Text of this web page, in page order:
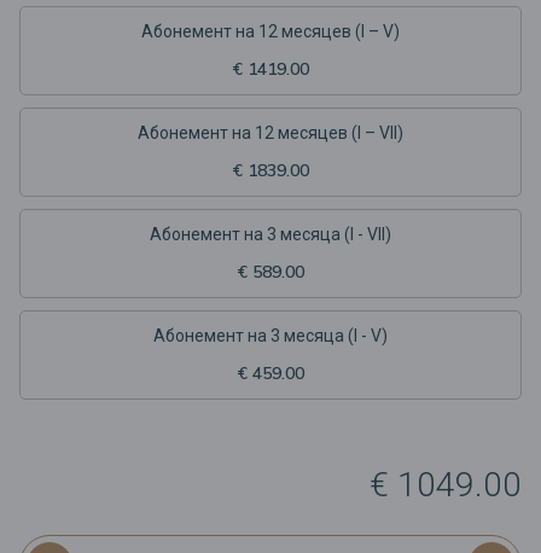
Aбонемент на 12 месяцев (I – V)
€ 1419.00
Aбонемент на 12 месяцев (I – VII)
€ 1839.00
Абонемент на 3 месяца (I - VII)
€ 589.00
Абонемент на 3 месяца (I - V)
€ 459.00
€ 1049.00